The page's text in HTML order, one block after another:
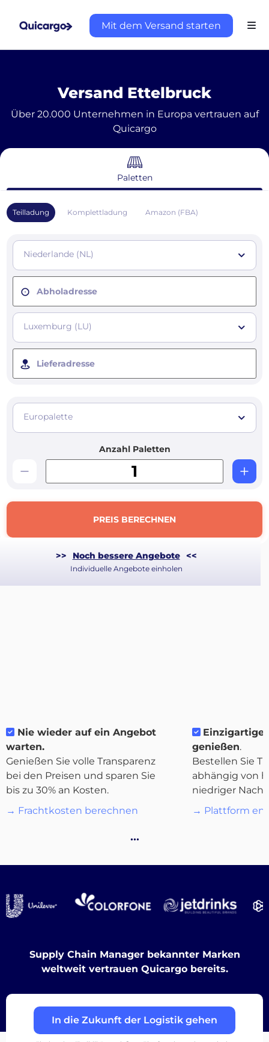
Mit dem Versand starten
Über
Quicargo
Destinations
Registrieren
Versand Ettelbruck
Über 20.000 Unternehmen in Europa vertrauen auf
Quicargo
Paletten
Teilladung Komplettladung Amazon (FBA)
Niederlande (NL)
Abholadresse
Luxemburg (LU)
Lieferadresse
Europalette
Anzahl Paletten
PREIS BERECHNEN
>> Noch bessere Angebote <<
Individuelle Angebote einholen
Nie wieder auf ein Angebot
warten.
Genießen Sie volle Transparenz
bei den Preisen und sparen Sie
bis zu 30% an Kosten.
→ Frachtkosten berechnen
Einzigartige
genießen.
Bestellen Sie
abhängig von
niedriger
→ Plattform
…
Supply Chain Manager bekannter Marken
weltweit vertrauen Quicargo bereits.
In die Zukunft der Logistik gehen